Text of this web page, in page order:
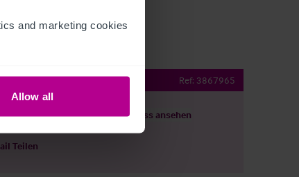
and marketing cookies
Allow all
Surrey Ref: 3867965
Grundriss ansehen
Teilen